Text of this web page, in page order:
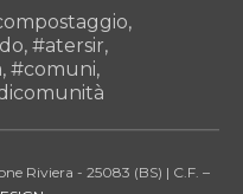
,
, #atersir,
, #comuni,
Riviera - 25083 (BS) | C.F. –